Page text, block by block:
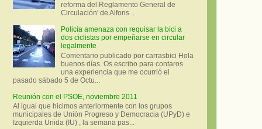
reforma del Reglamento General de
Circulación' de Alfons...
Policía amenaza con requisar la bici a
dos ciclistas por empeñarse en circular
legalmente
Comentario publicado por carrasbici Hola
buenos días. Os escribo para contaros
una experiencia que me ocurrió el
pasado sábado 5 de Octu...
Reunión con el PSOE, noviembre 2011
Al igual que hicimos anteriormente con los grupos
municipales de Unión Progreso y Democracia (UPyD) e
Izquierda Unida (IU) , la semana pas...